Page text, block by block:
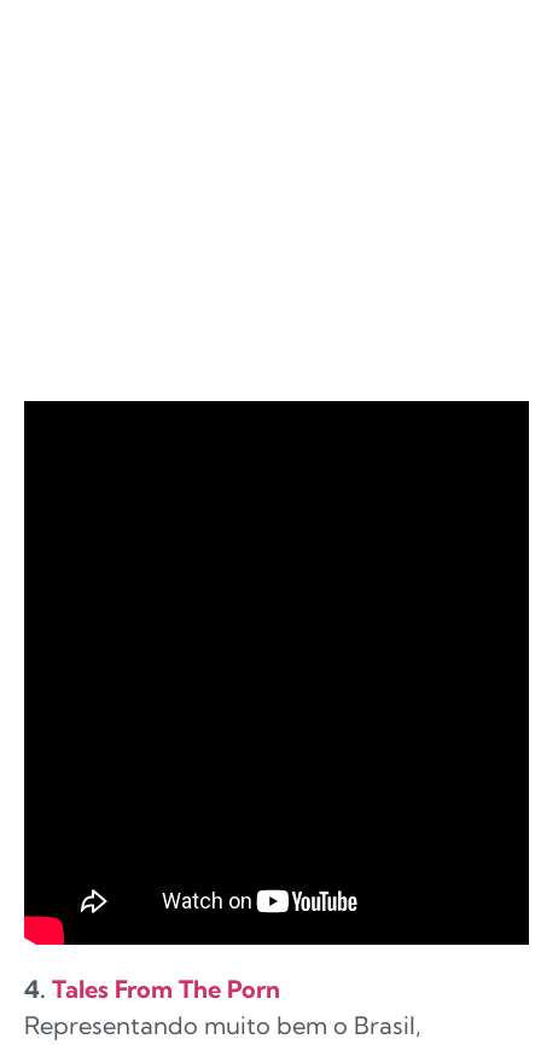
4. Tales From The Porn
Representando muito bem o Brasil,